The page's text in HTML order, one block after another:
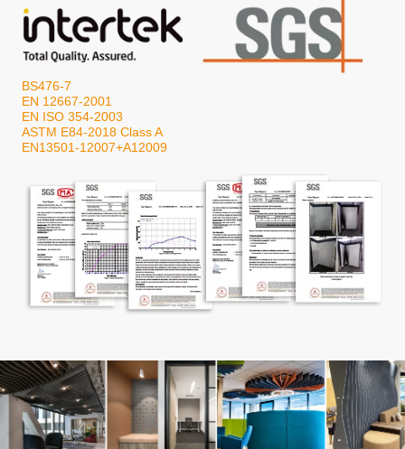
BS476-7
EN 12667-2001
EN ISO 354-2003
ASTM E84-2018 Class A
EN13501-12007+A12009